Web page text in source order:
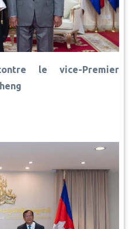
le vice-Premier